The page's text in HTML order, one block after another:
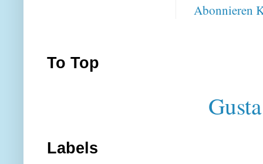
Abonnieren
To Top
Labels